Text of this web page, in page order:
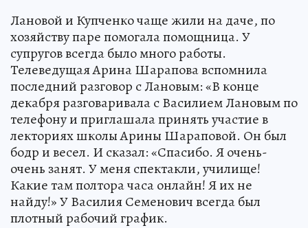
Лановой и Купченко чаще жили на даче, по
хозяйству паре помогала помощница. У
супругов всегда было много работы.
Телеведущая Арина Шарапова вспомнила
последний разговор с Лановым: «В конце
декабря разговаривала с Василием Лановым по
телефону и приглашала принять участие в
лекториях школы Арины Шараповой. Он был
бодр и весел. И сказал: «Спасибо. Я очень-
очень занят. У меня спектакли, училище!
Какие там полтора часа онлайн! Я их не
найду!» У Василия Семенович всегда был
плотный рабочий график.